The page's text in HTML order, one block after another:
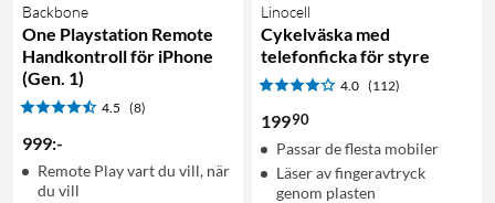
Backbone
One Playstation Remote
Handkontroll för iPhone
(Gen. 1)
4.5 (8)
999:-
Remote Play vart du vill, när
du vill
Linocell
Cykelväska med
telefonficka för styre
4.0 (112)
19990
Passar de flesta mobiler
Läser av fingeravtryck
genom plasten